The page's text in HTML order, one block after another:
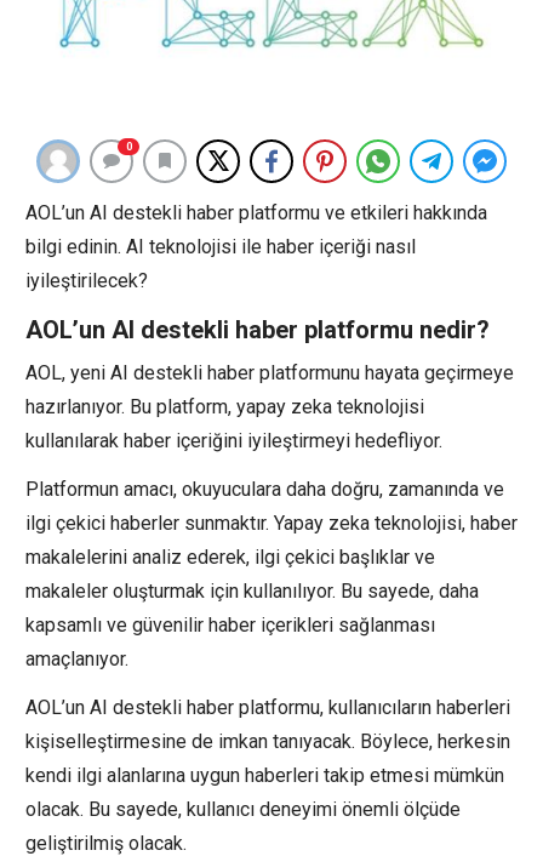
0
AOL’un AI destekli haber platformu ve etkileri hakkında
bilgi edinin. AI teknolojisi ile haber içeriği nasıl
iyileştirilecek?
AOL’un AI destekli haber platformu nedir?
AOL, yeni AI destekli haber platformunu hayata geçirmeye
hazırlanıyor. Bu platform, yapay zeka teknolojisi
kullanılarak haber içeriğini iyileştirmeyi hedefliyor.
Platformun amacı, okuyuculara daha doğru, zamanında ve
ilgi çekici haberler sunmaktır. Yapay zeka teknolojisi, haber
makalelerini analiz ederek, ilgi çekici başlıklar ve
makaleler oluşturmak için kullanılıyor. Bu sayede, daha
kapsamlı ve güvenilir haber içerikleri sağlanması
amaçlanıyor.
AOL’un AI destekli haber platformu, kullanıcıların haberleri
kişiselleştirmesine de imkan tanıyacak. Böylece, herkesin
kendi ilgi alanlarına uygun haberleri takip etmesi mümkün
olacak. Bu sayede, kullanıcı deneyimi önemli ölçüde
geliştirilmiş olacak.